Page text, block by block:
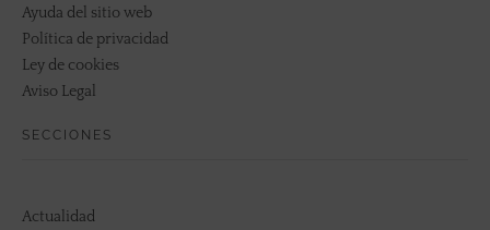
Ayuda del sitio web
Política de privacidad
Ley de cookies
Aviso Legal
SECCIONES
Actualidad